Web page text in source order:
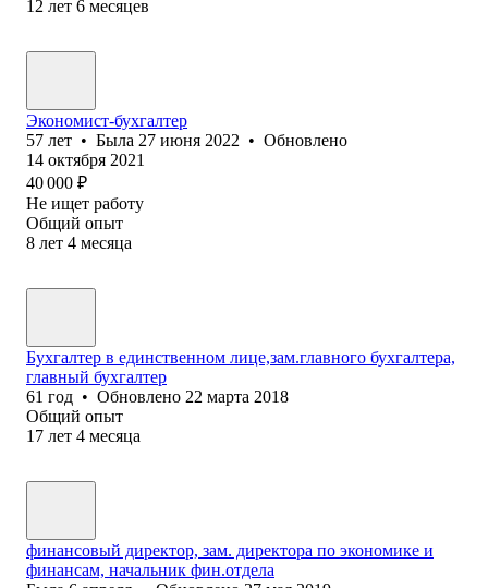
12 лет 6 месяцев
Экономист-бухгалтер
57 лет • Была 27 июня 2022 • Обновлено
14 октября 2021
40 000 ₽
Не ищет работу
Общий опыт
8 лет 4 месяца
Бухгалтер в единственном лице,зам.главного бухгалтера,
главный бухгалтер
61 год • Обновлено 22 марта 2018
Общий опыт
17 лет 4 месяца
финансовый директор, зам. директора по экономике и
финансам, начальник фин.отдела